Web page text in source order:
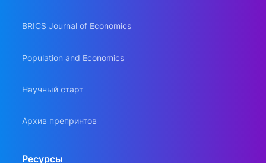
BRICS Journal of Economics
Population and Economics
Научный старт
Архив препринтов
Ресурсы